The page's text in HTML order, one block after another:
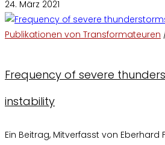
24. März 2021
Publikationen von Transformateuren
Frequency of severe
instability
Ein Beitrag, Mitverfasst von